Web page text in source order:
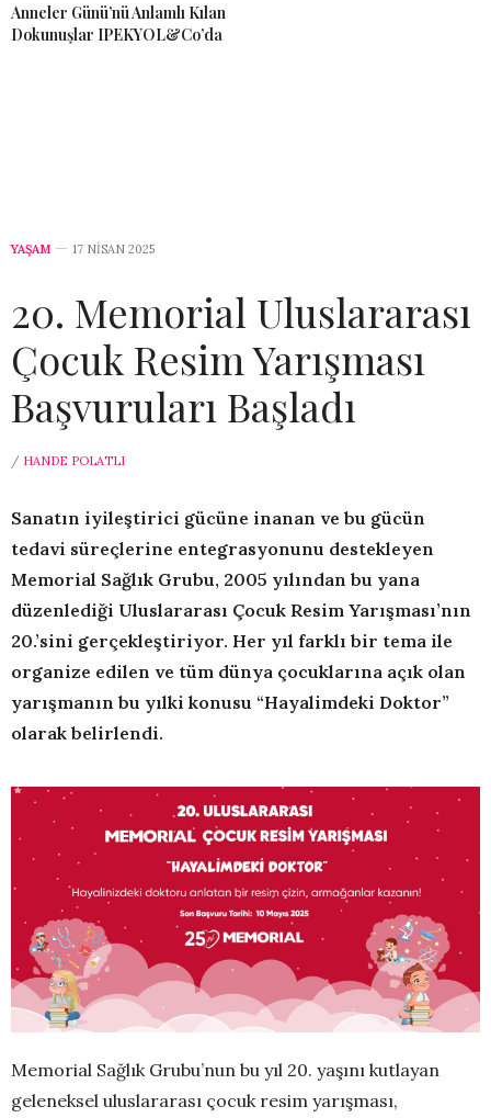
Anneler Günü’nü Anlamlı Kılan
Dokunuşlar IPEKYOL&Co’da
YAŞAM 17 NISAN 2025
20. Memorial Uluslararası
Çocuk Resim Yarışması
Başvuruları Başladı
/ HANDE POLATLI
Sanatın iyileştirici gücüne inanan ve bu gücün
tedavi süreçlerine entegrasyonunu destekleyen
Memorial Sağlık Grubu, 2005 yılından bu yana
düzenlediği Uluslararası Çocuk Resim Yarışması’nın
20.’sini gerçekleştiriyor. Her yıl farklı bir tema ile
organize edilen ve tüm dünya çocuklarına açık olan
yarışmanın bu yılki konusu “Hayalimdeki Doktor”
olarak belirlendi.
Memorial Sağlık Grubu’nun bu yıl 20. yaşını kutlayan
geleneksel uluslararası çocuk resim yarışması,